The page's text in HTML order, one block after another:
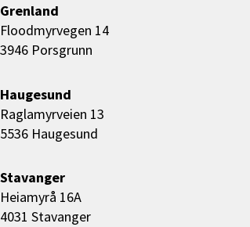
Grenland
Floodmyrvegen 14
3946 Porsgrunn
Haugesund
Raglamyrveien 13
5536 Haugesund
Stavanger
Heiamyrå 16A
4031 Stavanger